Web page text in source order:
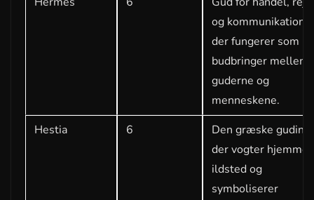
og kommunikation,
der fungerer som
budbringer mellem
guderne og
menneskene.
Hestia
6
Den græske
der vogter
ildsted og
symboliserer